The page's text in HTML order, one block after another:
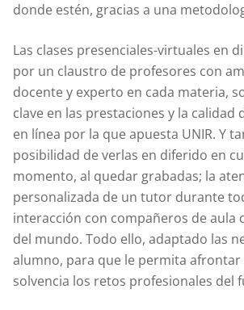
donde estén, gracias a una
Las clases presenciales-virtuales en
por un claustro de profesores con
docente y experto en cada materia,
clave en las prestaciones y la calidad
en línea por la que apuesta UNIR. Y
posibilidad de verlas en diferido en
momento, al quedar grabadas; la
personalizada de un tutor durante
interacción con compañeros de aula
del mundo. Todo ello, adaptado las
alumno, para que le permita afrontar
solvencia los retos profesionales del